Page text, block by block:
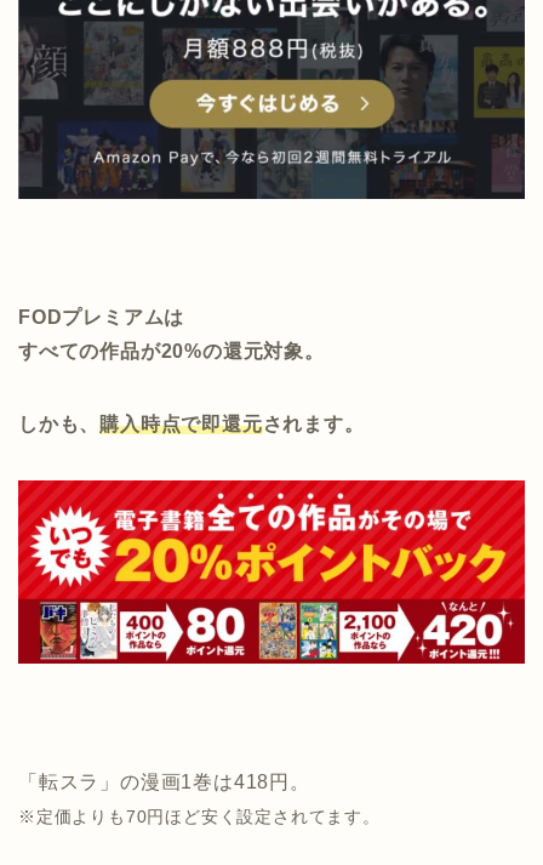
FODプレミアムは
すべての作品が20%の還元対象。
しかも、購入時点で即還元されます。
「転スラ」の漫画1巻は418円。
※ 定価よりも70円ほど安く設定されてます。